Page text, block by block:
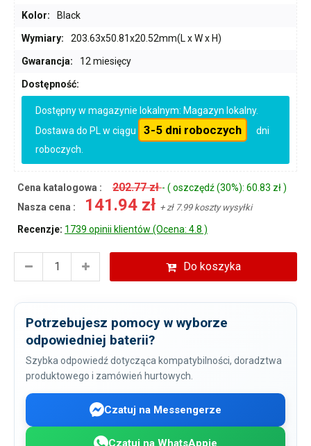
Kolor: Black
Wymiary: 203.63x50.81x20.52mm(L x W x H)
Gwarancja: 12 miesięcy
Dostępność:
Dostępny w magazynie lokalnym: Magazyn lokalny.
Dostawa do PL w ciągu
3-5 dni roboczych
dni
roboczych.
Cena katalogowa : 202.77 zł- ( oszczędź (30%): 60.83 zł )
Nasza cena :
141.94 zł + zł 7.99 koszty wysyłki
Recenzje: 1739 opinii klientów (Ocena: 4.8 )
Do koszyka
Potrzebujesz pomocy w wyborze
odpowiedniej baterii?
Szybka odpowiedź dotycząca kompatybilności, doradztwa
produktowego i zamówień hurtowych.
Czatuj na Messengerze
Czatuj na WhatsAppie